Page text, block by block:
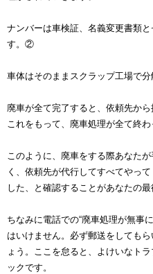
ナンバーは車検証、名義変更書類
す。②
車体はそのままスクラップ工場で
廃車が全て完了すると、依頼先か
これをもって、廃車処理が全て終
このように、廃車をする際あなた
く、依頼先が代行してすべてやっ
した、と確認することがあなたの最
ちなみに電話での“廃車処理が無事
はいけません。必ず郵送をしても
ょう。ここを怠ると、よけいなト
ックです。